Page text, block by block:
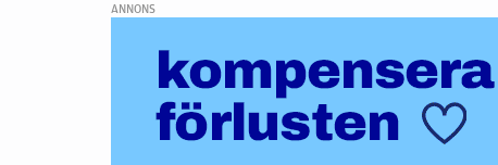
ANNONS